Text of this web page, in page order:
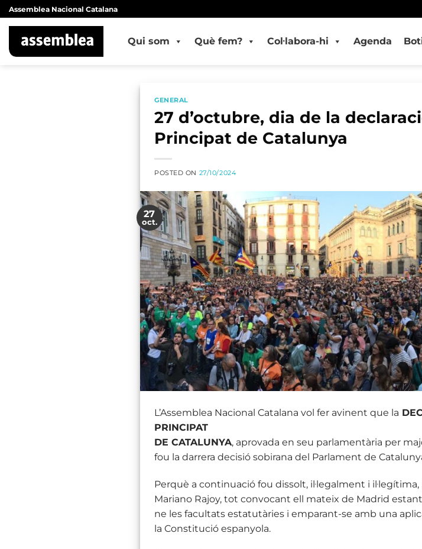
Skip
to
content
Assemblea Nacional Catalana
Qui som Què fem? Col·labora-hi Agenda
GENERAL
27 d’octubre, dia de la
Principat de Catalunya
POSTED ON 27/10/2024
27
oct.
L’Assemblea Nacional Catalana vol fer avinent que la
PRINCIPAT
DE CATALUNYA, aprovada en seu parlamentària per
fou la darrera decisió sobirana del Parlament de
Perquè a continuació fou dissolt, il·legalment i
Mariano Rajoy, tot convocant ell mateix de Madrid
ne les facultats estatutàries i emparant-se amb una
la Constitució espanyola.